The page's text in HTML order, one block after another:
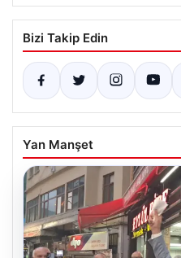
Bizi Takip Edin
Yan Manşet